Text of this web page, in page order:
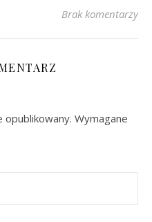
Brak komentarzy
Wymagane